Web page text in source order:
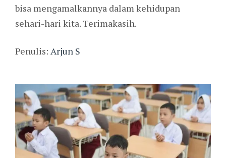
bisa mengamalkannya dalam kehidupan
sehari-hari kita. Terimakasih.
Penulis: Arjun S